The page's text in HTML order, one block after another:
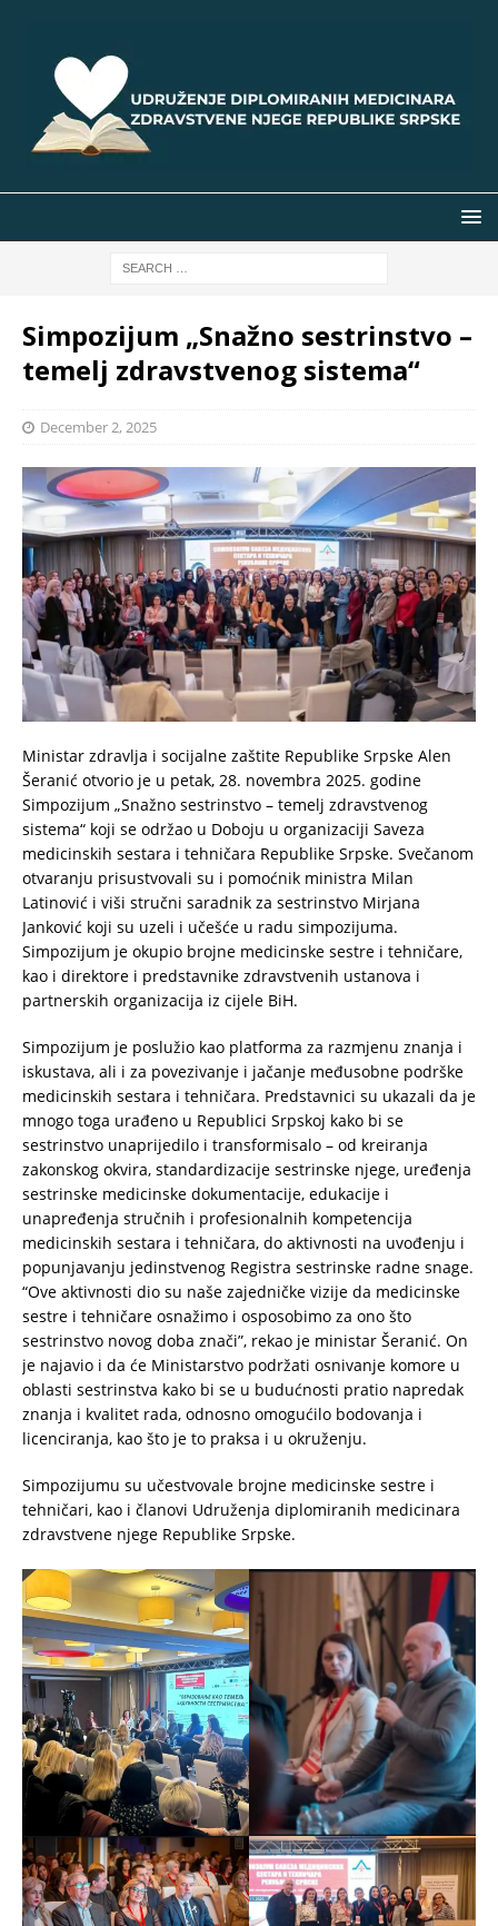
Simpozijum „Snažno sestrinstvo –
temelj zdravstvenog sistema“
December 2, 2025
Ministar zdravlja i socijalne zaštite Republike Srpske Alen
Šeranić otvorio je u petak, 28. novembra 2025. godine
Simpozijum „Snažno sestrinstvo – temelj zdravstvenog
sistema“ koji se održao u Doboju u organizaciji Saveza
medicinskih sestara i tehničara Republike Srpske. Svečanom
otvaranju prisustvovali su i pomoćnik ministra Milan
Latinović i viši stručni saradnik za sestrinstvo Mirjana
Janković koji su uzeli i učešće u radu simpozijuma.
Simpozijum je okupio brojne medicinske sestre i tehničare,
kao i direktore i predstavnike zdravstvenih ustanova i
partnerskih organizacija iz cijele BiH.
Simpozijum je poslužio kao platforma za razmjenu znanja i
iskustava, ali i za povezivanje i jačanje međusobne podrške
medicinskih sestara i tehničara. Predstavnici su ukazali da je
mnogo toga urađeno u Republici Srpskoj kako bi se
sestrinstvo unaprijedilo i transformisalo – od kreiranja
zakonskog okvira, standardizacije sestrinske njege, uređenja
sestrinske medicinske dokumentacije, edukacije i
unapređenja stručnih i profesionalnih kompetencija
medicinskih sestara i tehničara, do aktivnosti na uvođenju i
popunjavanju jedinstvenog Registra sestrinske radne snage.
“Ove aktivnosti dio su naše zajedničke vizije da medicinske
sestre i tehničare osnažimo i osposobimo za ono što
sestrinstvo novog doba znači”, rekao je ministar Šeranić. On
je najavio i da će Ministarstvo podržati osnivanje komore u
oblasti sestrinstva kako bi se u budućnosti pratio napredak
znanja i kvalitet rada, odnosno omogućilo bodovanja i
licenciranja, kao što je to praksa i u okruženju.
Simpozijumu su učestvovale brojne medicinske sestre i
tehničari, kao i članovi Udruženja diplomiranih medicinara
zdravstvene njege Republike Srpske.